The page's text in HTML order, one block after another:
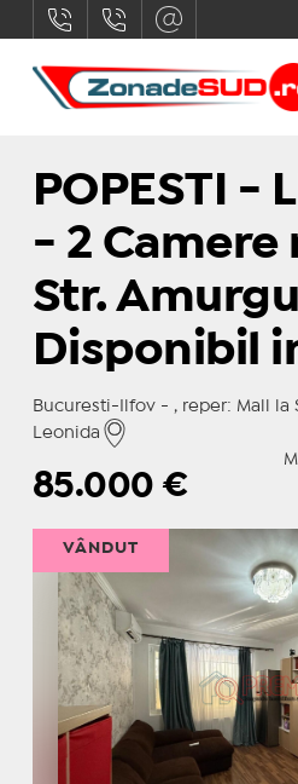
POPESTI -
- 2
Str.
Disponibil
Bucuresti-Ilfov - , reper: Mall la
Leonida
85.000€
VÂNDUT